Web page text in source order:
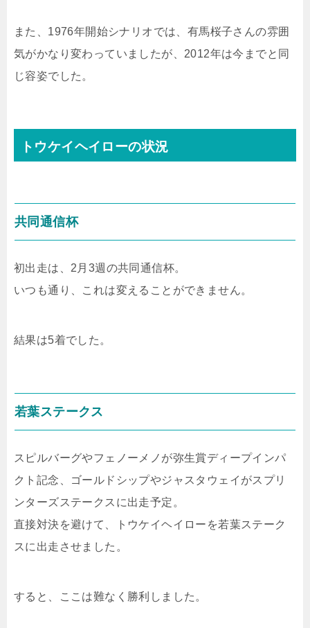
また、1976年開始シナリオでは、有馬桜子さんの雰囲
気がかなり変わっていましたが、2012年は今までと同
じ容姿でした。
トウケイヘイローの状況
共同通信杯
初出走は、2月3週の共同通信杯。
いつも通り、これは変えることができません。
結果は5着でした。
若葉ステークス
スピルバーグやフェノーメノが弥生賞ディープインパ
クト記念、ゴールドシップやジャスタウェイがスプリ
ンターズステークスに出走予定。
直接対決を避けて、トウケイヘイローを若葉ステーク
スに出走させました。
すると、ここは難なく勝利しました。